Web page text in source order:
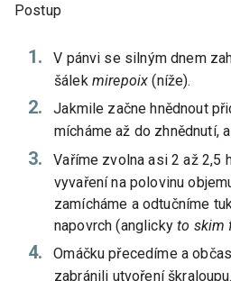
Postup
V pánvi se silným dnem
šálek mirepoix (níže).
Jakmile začne hnědnout
mícháme až do zhnědnutí,
Vaříme zvolna asi 2 až 2,5
vyvaření na polovinu
zamícháme a odtučníme
napovrch (anglickyto skim
Omáčku přecedíme a
zabránili utvoření škraloupu.